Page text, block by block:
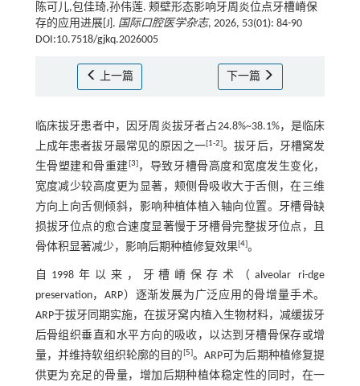
陈可儿,包佳琦,孙伟莲. 颊壁形态影响牙周炎位点牙槽嵴保
存的应用进展[J]. 国际口腔医学杂志, 2026, 53(01): 84-90
DOI:10.7518/gjkq.2026005
上一篇 下一篇
临床拔牙患者中，因牙周炎拔牙者占24.8%~38.1%，是临床
上成年患者拔牙最常见的原因之一[1-2]。拔牙后，牙槽窝发
生骨塑建和骨重建[3]，导致牙槽骨高度和宽度发生变化，
宽度减少较高度更为显著，颊侧骨吸收大于舌侧，在三维
方向上向舌侧倾斜，影响种植体植入轴向位置。牙槽骨缺
损拔牙位点的愈合速度显著慢于牙槽骨完整拔牙位点，且
骨体积显著减少，影响后期种植修复效果[4]。
自1998年以来，牙槽嵴保存术（alveolar ri-dge
preservation，ARP）逐渐发展为广泛应用的骨增量手术。
ARP于拔牙同期实施，在拔牙窝内植入生物材料，减缓拔牙
后骨组织垂直和水平方向的吸收，以达到牙槽骨保存或增
量，并维持软组织轮廓的目的 [5]。ARP可为后期种植修复提
供更为充足的骨量，增加后期种植体稳定性的同时，在一